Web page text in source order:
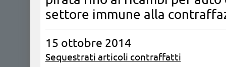
settore immune alla
15 ottobre 2014
Sequestrati articoli contraffatti